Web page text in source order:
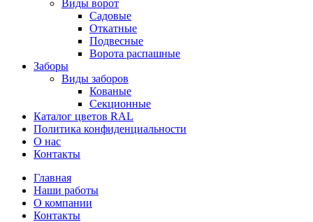
Виды ворот
Садовые
Откатные
Подвесные
Ворота распашные
Заборы
Виды заборов
Кованые
Секционные
Каталог цветов RAL
Политика конфиденциальности
О нас
Контакты
Главная
Наши работы
О компании
Контакты